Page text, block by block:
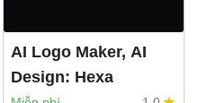
AI Logo Maker, AI
Design: Hexa